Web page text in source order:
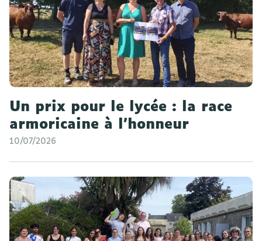
Un prix pour le lycée : la race
armoricaine à l'honneur
10/07/2026